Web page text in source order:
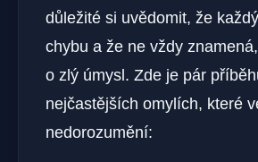
důležité si uvědomit, že
chybu a že ne vždy
o zlý úmysl. Zde je pár
nejčastějších omylích, které
nedorozumění: